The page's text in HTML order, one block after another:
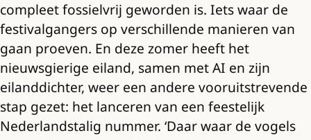
compleet fossielvrij geworden is. Iets waar de
festivalgangers op verschillende manieren van
gaan proeven. En deze zomer heeft het
nieuwsgierige eiland, samen met AI en zijn
eilanddichter, weer een andere vooruitstrevende
stap gezet: het lanceren van een feestelijk
Nederlandstalig nummer. ‘Daar waar de vogels